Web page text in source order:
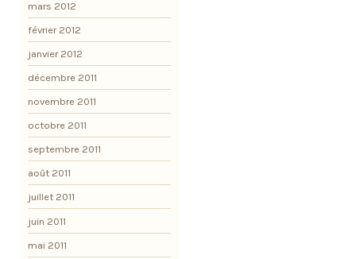
mars 2012
février 2012
janvier 2012
décembre 2011
novembre 2011
octobre 2011
septembre 2011
août 2011
juillet 2011
juin 2011
mai 2011